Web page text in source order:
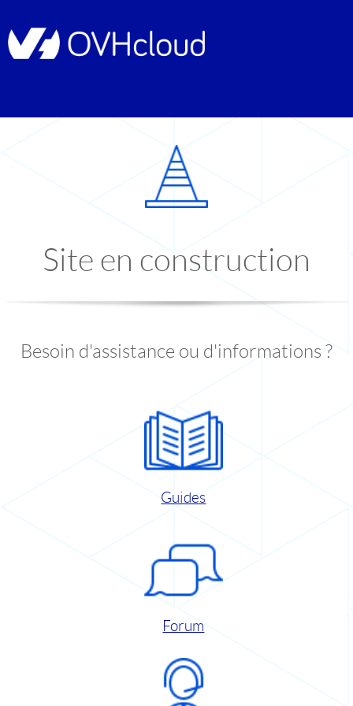
Site en construction
Besoin d'assistance ou d'informations ?
Guides
Forum